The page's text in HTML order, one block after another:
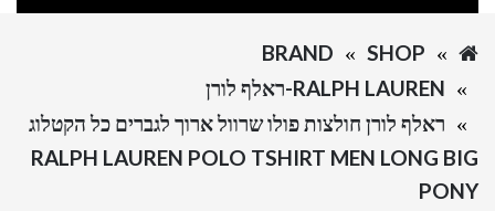
SHOP
BRAND
RALPH LAUREN-ראלף לורן
ראלף לורן חולצות פולו שרוול ארוך לגברים כל הקטלוג
RALPH LAUREN POLO TSHIRT MEN LONG BIG
PONY